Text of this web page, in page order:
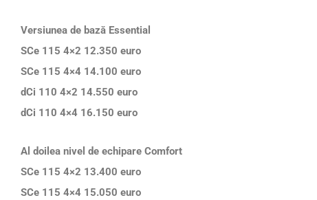
Versiunea de bază Essential
SCe 115 4×2 12.350 euro
SCe 115 4×4 14.100 euro
dCi 110 4×2 14.550 euro
dCi 110 4×4 16.150 euro
Al doilea nivel de echipare Comfort
SCe 115 4×2 13.400 euro
SCe 115 4×4 15.050 euro